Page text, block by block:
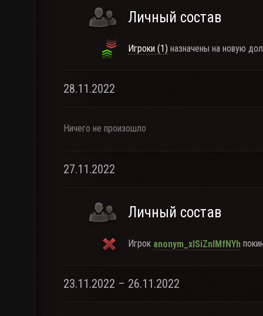
Личный состав
Игроки (1) назначены на новую
28.11.2022
Ничего не произошло
27.11.2022
Личный состав
Игрок anonym_xlSiZnIMfNYh
23.11.2022 – 26.11.2022